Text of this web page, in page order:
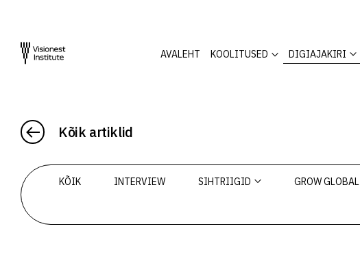
AVALEHT KOOLITUSED DIGIAJAKIRI
Kõik artiklid
KÕIK INTERVIEW SIHTRIIGID GROW GLOBAL